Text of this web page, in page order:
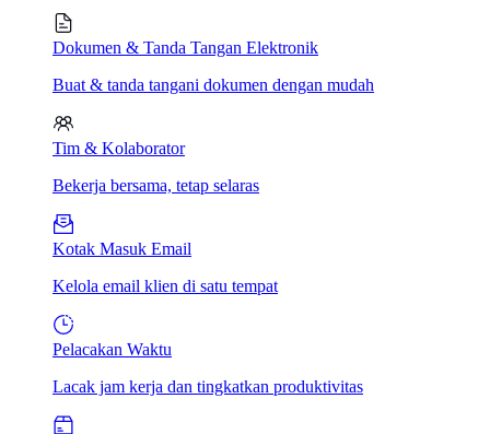
Dokumen & Tanda Tangan Elektronik
Buat & tanda tangani dokumen dengan mudah
Tim & Kolaborator
Bekerja bersama, tetap selaras
Kotak Masuk Email
Kelola email klien di satu tempat
Pelacakan Waktu
Lacak jam kerja dan tingkatkan produktivitas